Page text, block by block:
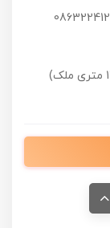
اراک، خیابان سید جمال الدین اسدآبادی (12 متری ملک)